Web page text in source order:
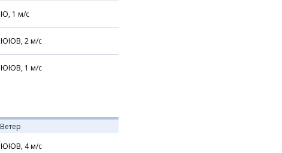
Ю, 1 м/с
ЮЮВ, 2м/с
ЮЮВ, 1 м/с
Ветер
ЮЮВ, 4м/с